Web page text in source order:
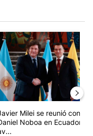
Senado dio media
artículo de tendencia con
Milei se reunió con
Noboa en Ecuador y